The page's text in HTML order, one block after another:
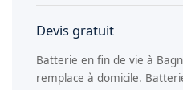
Devis gratuit
Batterie en fin de vie à
remplace à domicile.